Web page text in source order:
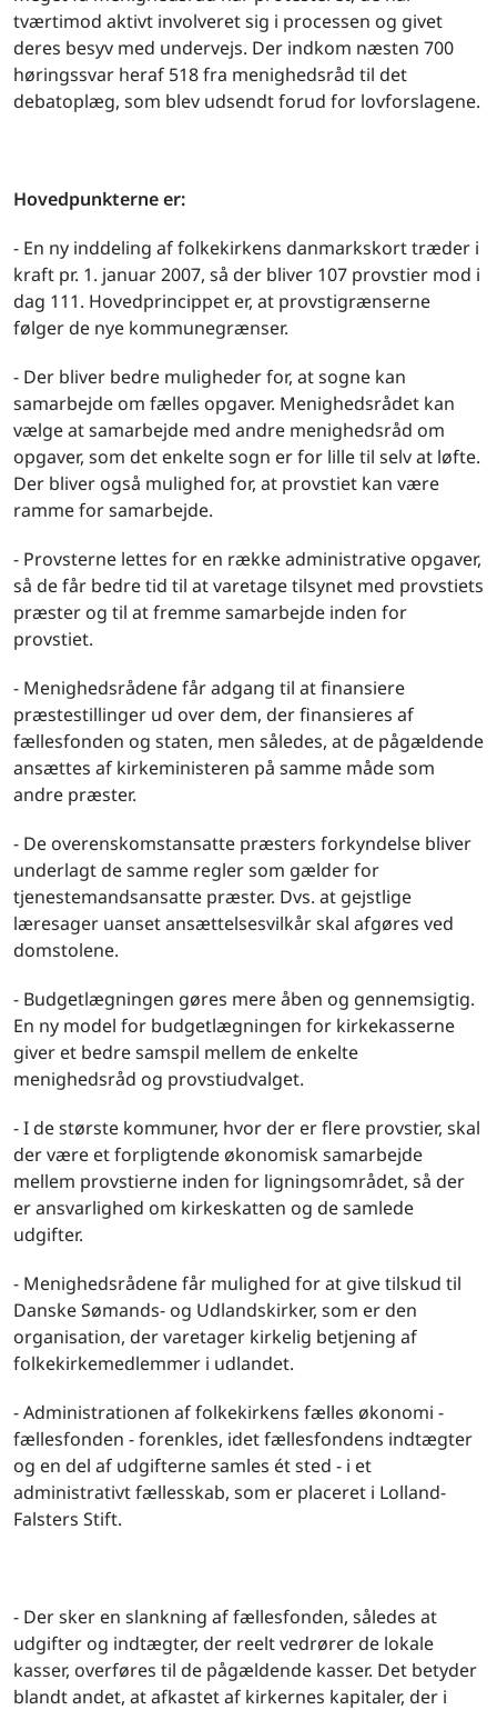
tværtimod aktivt involveret sig i processen og givet
deres besyv med undervejs. Der indkom næsten 700
høringssvar heraf 518 fra menighedsråd til det
debatoplæg, som blev udsendt forud for lovforslagene.
Hovedpunkterne er:
- En ny inddeling af folkekirkens danmarkskort træder i
kraft pr. 1. januar 2007, så der bliver 107 provstier mod i
dag 111. Hovedprincippet er, at provstigrænserne
følger de nye kommunegrænser.
- Der bliver bedre muligheder for, at sogne kan
samarbejde om fælles opgaver. Menighedsrådet kan
vælge at samarbejde med andre menighedsråd om
opgaver, som det enkelte sogn er for lille til selv at løfte.
Der bliver også mulighed for, at provstiet kan være
ramme for samarbejde.
- Provsterne lettes for en række administrative opgaver,
så de får bedre tid til at varetage tilsynet med provstiets
præster og til at fremme samarbejde inden for
provstiet.
- Menighedsrådene får adgang til at finansiere
præstestillinger ud over dem, der finansieres af
fællesfonden og staten, men således, at de pågældende
ansættes af kirkeministeren på samme måde som
andre præster.
- De overenskomstansatte præsters forkyndelse bliver
underlagt de samme regler som gælder for
tjenestemandsansatte præster. Dvs. at gejstlige
læresager uanset ansættelsesvilkår skal afgøres ved
domstolene.
- Budgetlægningen gøres mere åben og gennemsigtig.
En ny model for budgetlægningen for kirkekasserne
giver et bedre samspil mellem de enkelte
menighedsråd og provstiudvalget.
- I de største kommuner, hvor der er flere provstier, skal
der være et forpligtende økonomisk samarbejde
mellem provstierne inden for ligningsområdet, så der
er ansvarlighed om kirkeskatten og de samlede
udgifter.
- Menighedsrådene får mulighed for at give tilskud til
Danske Sømands- og Udlandskirker, som er den
organisation, der varetager kirkelig betjening af
folkekirkemedlemmer i udlandet.
- Administrationen af folkekirkens fælles økonomi -
fællesfonden - forenkles, idet fællesfondens indtægter
og en del af udgifterne samles ét sted - i et
administrativt fællesskab, som er placeret i Lolland-
Falsters Stift.
- Der sker en slankning af fællesfonden, således at
udgifter og indtægter, der reelt vedrører de lokale
kasser, overføres til de pågældende kasser. Det betyder
blandt andet, at afkastet af kirkernes kapitaler, der i